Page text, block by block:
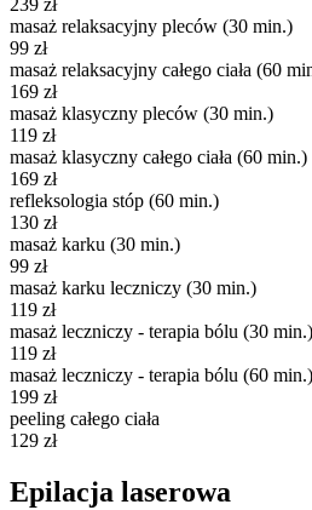
masaż relaksacyjny pleców (30 min.)
99 zł
masaż relaksacyjny całego ciała (60
169 zł
masaż klasyczny pleców (30 min.)
119 zł
masaż klasyczny całego ciała (60 min.)
169 zł
refleksologia stóp (60 min.)
130 zł
masaż karku (30 min.)
99 zł
masaż karku leczniczy (30 min.)
119 zł
masaż leczniczy - terapia bólu (30 min.)
119 zł
masaż leczniczy - terapia bólu (60 min.)
199 zł
peeling całego ciała
129 zł
Epilacja laserowa